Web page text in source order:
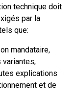
technique doit
par la
que:
mandataire,
explications
et de